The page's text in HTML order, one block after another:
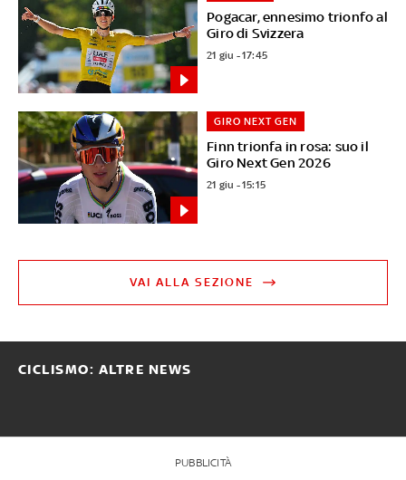
Pogacar, ennesimo trionfo al
Giro di Svizzera
21 giu - 17:45
Finn trionfa in rosa: suo il
Giro Next Gen 2026
GIRO NEXT GEN
21 giu - 15:15
VAI ALLA SEZIONE
CICLISMO: ALTRE NEWS
PUBBLICITÀ